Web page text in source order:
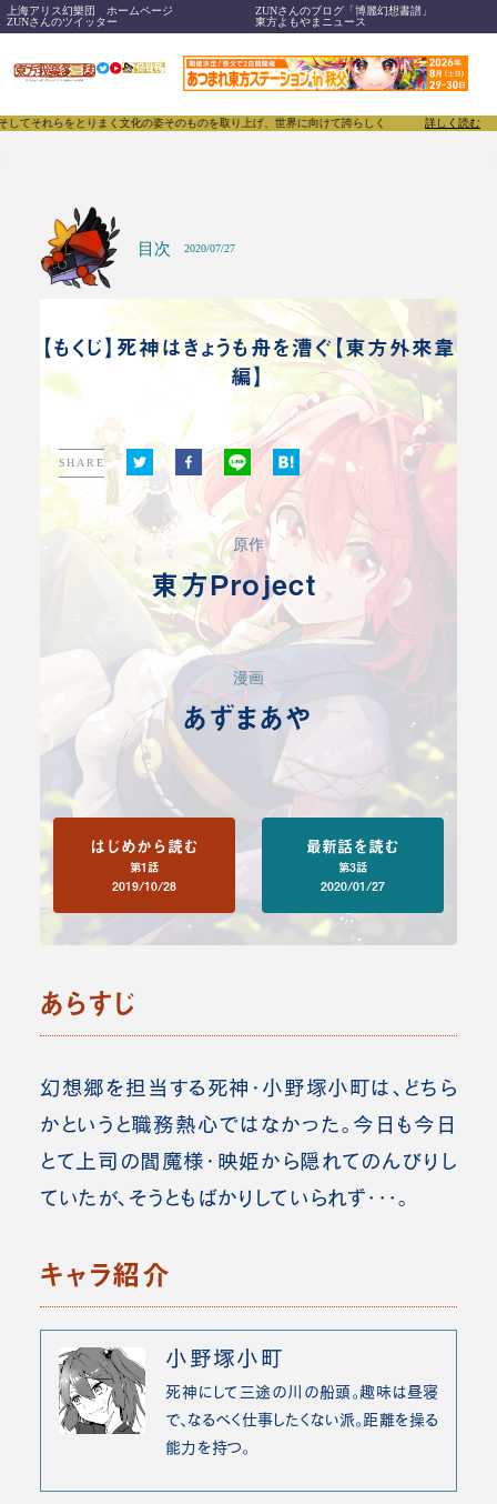
上海アリス幻樂団 ホームページ
ZUNさんのブログ「博麗幻想書譜」
ZUNさんのツイッター
東方よもやまニュース
とりまく文化の姿そのものを取り上げ、世界に向けて誇らしく発信することで、東方詳しく読む
目次 2020/07/27
【もくじ】死神はきょうも舟を漕ぐ【東方外來韋
編】
SHARE
原作
東方Project
漫画
あずまあや
はじめから読む
第1話
2019/10/28
最新話を読む
第3話
2020/01/27
あらすじ
幻想郷を担当する死神・小野塚小町は、どちら
かというと職務熱心ではなかった。今日も今日
とて上司の閻魔様・映姫から隠れてのんびりし
ていたが、そうともばかりしていられず･･･。
キャラ紹介
小野塚小町
死神にして三途の川の船頭。趣味は昼寝
で、なるべく仕事したくない派。距離を操る
能力を持つ。